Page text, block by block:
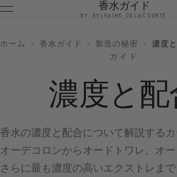
香水ガイド
BY SYLVAINE DELACOURTE
ホーム › 香水ガイド › 製造の秘密 › 濃度
ガイド
濃度と配
香水の濃度と配合について解説するカ
オーデコロンからオードトワレ、オー
さらに最も濃度の高いエクストレま